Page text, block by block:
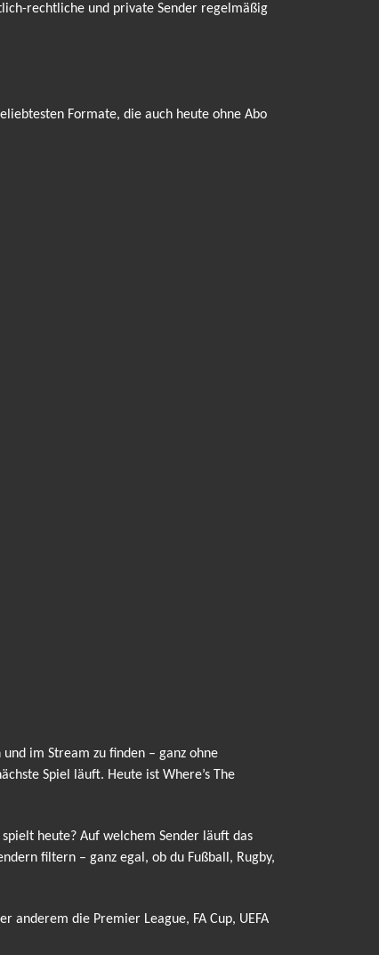
rechtliche und private Sender regelmäßig
Formate, die auch heute ohne Abo
im Stream zu finden – ganz ohne
Spiel läuft. Heute ist Where’s The
heute? Auf welchem Sender läuft das
filtern – ganz egal, ob du Fußball, Rugby,
anderem die Premier League, FA Cup, UEFA